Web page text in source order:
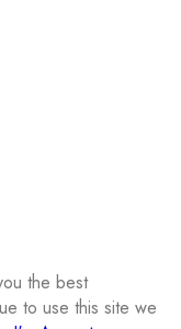
the best
to use this site we